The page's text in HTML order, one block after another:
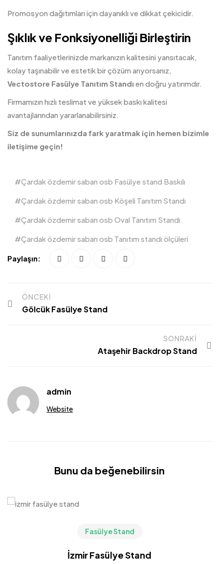
Promosyon dağıtımları için dayanıklı ve dikkat çekicidir.
Şıklık ve Fonksiyonelliği Birleştirin
Tanıtım faaliyetlerinizde markanızın kalitesini yansıtacak,
kolay taşınabilir ve estetik bir çözüm arıyorsanız,
Vectostore Fasülye Tanıtım Standı en doğru yatırımdır.
Firmamızın hızlı teslimat ve yüksek baskı kalitesi
avantajlarından yararlanabilirsiniz.
Siz de sunumlarınızda fark yaratmak için hemen bizimle
iletişime geçin!
Çardak özdemir saban osb Fasülye stand Baskılı
Çardak özdemir saban osb Köşeli Tanıtım Standı
Çardak özdemir saban osb Oval Tanıtım Standı
Çardak özdemir saban osb Tanıtım standı ölçüleri
Paylaşın:
ÖNCEKI
Gölcük Fasülye Stand
SONRAKI
Ataşehir Backdrop Stand
admin
Website
Bunu da beğenebilirsin
Fasülye Stand
İzmir Fasülye Stand